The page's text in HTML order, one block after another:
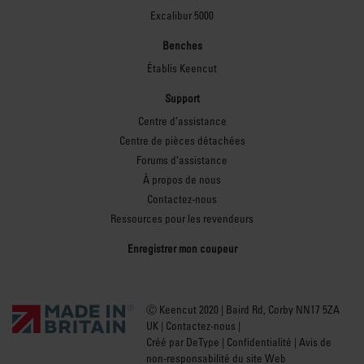
Excalibur 5000
Benches
Établis Keencut
Support
Centre d’assistance
Centre de pièces détachées
Forums d’assistance
À propos de nous
Contactez-nous
Ressources pour les revendeurs
Enregistrer mon coupeur
Ⓒ Keencut 2020 | Baird Rd, Corby NN17 5ZA
UK | Contactez-nous |
Créé par DeType | Confidentialité | Avis de
non-responsabilité du site Web